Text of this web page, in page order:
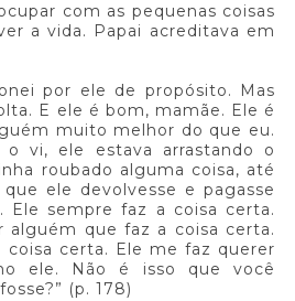
com as pequenas coisas
a vida. Papai acreditava em
por ele de propósito. Mas
E ele é bom, mamãe. Ele é
muito melhor do que eu.
vi, ele estava arrastando o
roubado alguma coisa, até
ele devolvesse e pagasse
Ele sempre faz a coisa certa.
alguém que faz a coisa certa.
coisa certa. Ele me faz querer
ele. Não é isso que você
(p. 178)